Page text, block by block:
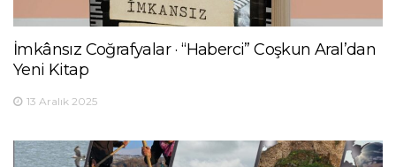
İmkânsız Coğrafyalar · “Haberci” Coşkun Aral’dan
Yeni Kitap
13 Aralık 2025